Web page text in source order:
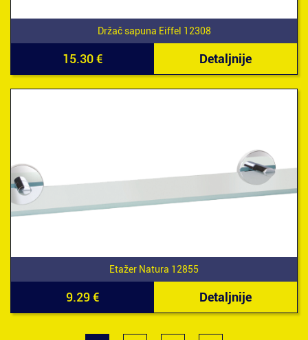
Držač sapuna Eiffel 12308
15.30 € Detaljnije
Etažer Natura 12855
9.29 € Detaljnije